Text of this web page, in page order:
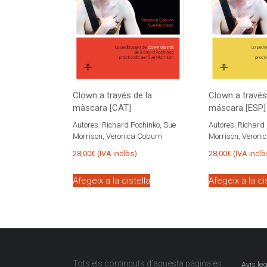
Clown a través de la
màscara [CAT]
Autores: Richard Pochinko, Sue
Morrison, Veronica Coburn
28,00€ (IVA inclòs)
Afegeix a la cistella
Clown a
máscara [ESP]
Autores: Richard
Morrison,
28,00€ (IVA
Afegeix a la
Tots els continguts d’aquesta pàgina es Avis